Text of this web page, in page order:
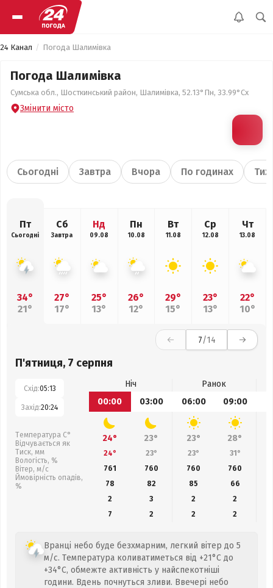
24 Канал Погода Шалимівка
Погода Шалимівка
Сумська обл., Шосткинський район, Шалимівка, 52.13°Пн, 33.99°Сх
Змінити місто
Сьогодні Завтра Вчора По годинах
Пт
Сьогодні
34°
21°
Сб
Завтра
27°
17°
Нд
09.08
25°
13°
Пн
10.08
26°
12°
Вт
11.08
29°
15°
Ср
12.08
23°
13°
Чт
13.08
22°
10°
7/14
П'ятниця, 7 серпня
Схід:05:13
Захід:20:24
Температура С°
Відчувається як
Тиск, мм
Вологість, %
Вітер, м/с
Ймовірність опадів,
%
Ніч
Ранок
00:00
03:00 06:00 09:00
24° 23° 23° 28°
24° 23° 23° 31°
761
760 760 760
78
82 85 66
2
3 2
2
7
2 2 2
Вранці небо буде безхмарним, легкий вітер до 5
м/с. Температура коливатиметься від +21°C до
+34°C, обмежте активність у найспекотніші
години. Вдень почнуться зливи. Ввечері небо